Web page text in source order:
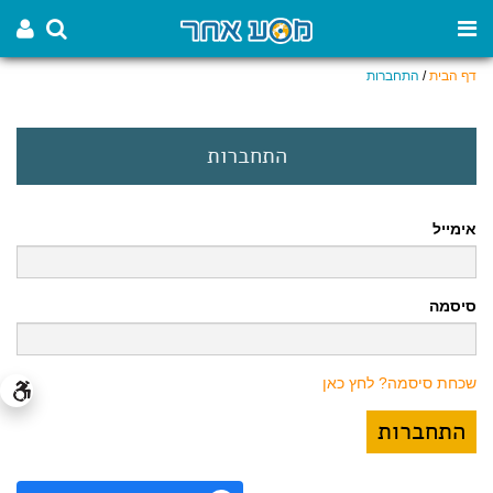
דף הבית/ התחברות
התחברות
אימייל
סיסמה
שכחת סיסמה? לחץ כאן